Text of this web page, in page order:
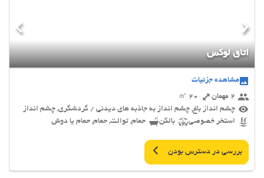
اتاق لوکس
مشاهده جزئیات
2 مهمان
20 ㎡
چشم انداز باغ, چشم انداز به جاذبه های دیدنی / گردشگری, چشم انداز
استخر خصوصی
بالکن حمام, توالت, حمام, حمام یا دوش
بررسی در دسترس بودن